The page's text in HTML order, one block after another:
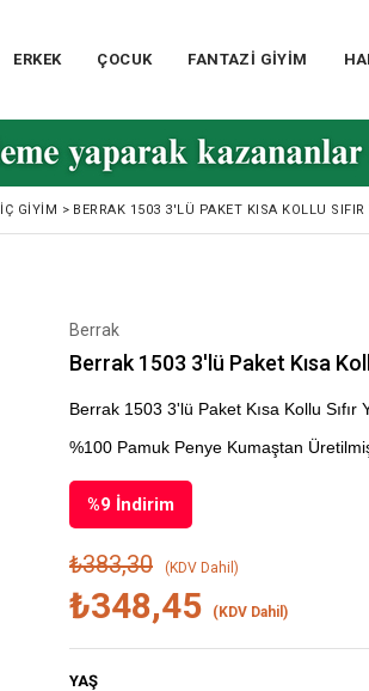
ERKEK ÇOCUK FANTAZİ GİYİM
İÇ GIYIM > BERRAK 1503 3'LÜ PAKET KISA KOLLU
Berrak
Berrak 1503 3'lü Paket Kısa
Berrak 1503 3'lü Paket Kısa Kollu
%100 Pamuk Penye Kumaştan
%9 İndirim
₺383,30 (KDV Dahil)
₺348,45 (KDV Dahil)
YAŞ